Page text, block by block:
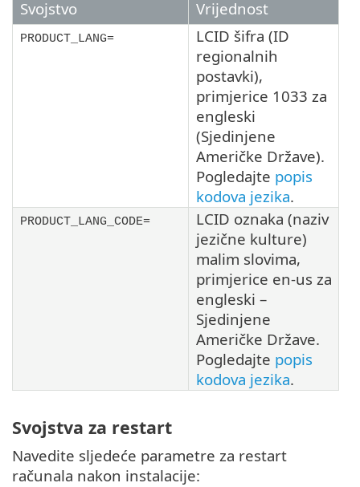
Svojstvo
Vrijednost
PRODUCT_LANG=
LCID šifra (ID
regionalnih
postavki),
primjerice 1033 za
engleski
(Sjedinjene
Američke Države).
Pogledajte popis
kodova jezika.
PRODUCT_LANG_CODE=
LCID oznaka (naziv
jezične kulture)
malim slovima,
primjerice en-us za
engleski –
Sjedinjene
Američke Države.
Pogledajte popis
kodova jezika.
Svojstva za restart
Navedite sljedeće parametre za restart
računala nakon instalacije: